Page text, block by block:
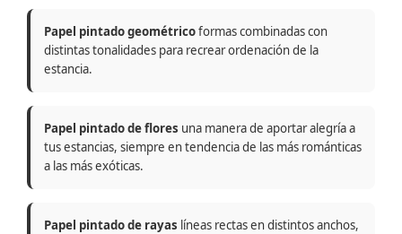
Papel pintado geométricoformas combinadas con
distintas tonalidades para recrear ordenación de la
estancia.
Papel pintado de flores una manera de aportar alegría a
tus estancias, siempre en tendencia de las más románticas
a las más exóticas.
Papel pintado de rayas líneas rectas en distintos anchos,